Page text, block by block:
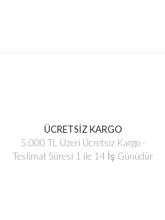
ÜCRETSİZ KARGO
5.000 TL Üzeri Ücretsiz Kargo -
Teslimat Süresi 1 ile 14 İş Günüdür